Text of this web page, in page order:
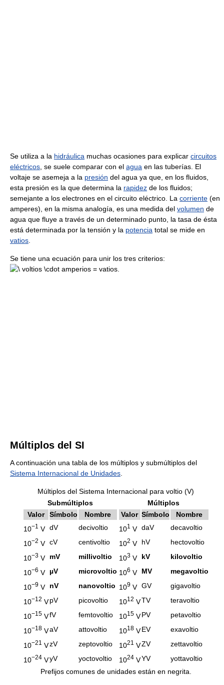
Se utiliza a la hidráulica muchas ocasiones para explicar circuitos
eléctricos , se suele comparar con el agua en las tuberías. El
voltaje se asemeja a la presión del agua ya que, en los fluidos,
esta presión es la que determina la rapidez de los fluidos;
semejante a los electrones en el circuito eléctrico. La corriente (en
amperes), en la misma analogía, es una medida del volumen de
agua que fluye a través de un determinado punto, la tasa de ésta
está determinada por la tensión y la potencia total se mide en
vatios
Se tiene una ecuación para unir los tres criterios:
Múltiplos del SI
A continuación una tabla de los múltiplos y submúltiplos del
Sistema Internacional de Unidades
Múltiplos del Sistema Internacional para voltio (V)
Submúltiplos
Múltiplos
Valor
Símbolo Nombre Valor Símbolo
Nombre
10−1 V dV decivoltio 101 V daV
decavoltio
10−2 V cV centivoltio 102 V hV
hectovoltio
10−3V mV millivoltio 103V kV
kilovoltio
10−6 V µV microvoltio 106 V MV
megavoltio
10−9V nV nanovoltio 109V GV
gigavoltio
10−12 V pV picovoltio 1012 VTV
teravoltio
10−15VfV femtovoltio 1015V PV
petavoltio
10−18VaV attovoltio 1018V EV
exavoltio
10−21 VzV zeptovoltio 1021 VZV
zettavoltio
10−24VyV yoctovoltio 1024VYV
yottavoltio
Prefijos comunes de unidades están en negrita.